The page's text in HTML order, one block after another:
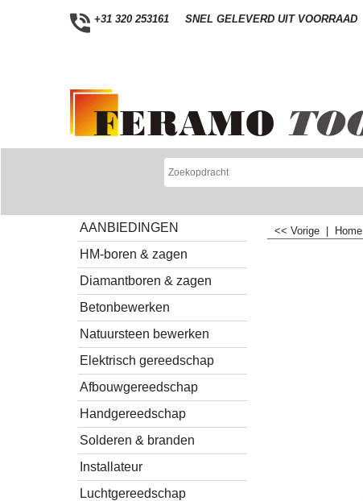
+31 320 253161 SNEL GELEVERD UIT VOORRAAD
AANBIEDINGEN
HM-boren & zagen
Diamantboren & zagen
Betonbewerken
Natuursteen bewerken
Elektrisch gereedschap
Afbouwgereedschap
Handgereedschap
Solderen & branden
Installateur
Luchtgereedschap
<< Vorige Home